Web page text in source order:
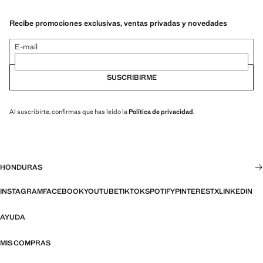
Recibe promociones exclusivas, ventas privadas y novedades
E-mail
SUSCRIBIRME
Al suscribirte, confirmas que has leído la Política de privacidad.
HONDURAS
INSTAGRAMFACEBOOKYOUTUBETIKTOKSPOTIFYPINTERESTXLINKEDIN
AYUDA
MIS COMPRAS